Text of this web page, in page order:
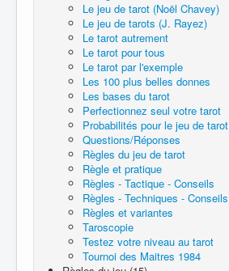
Le jeu de tarot (Noël Chavey)
Le jeu de tarots (J. Rayez)
Le tarot autrement
Le tarot pour tous
Le tarot par l'exemple
Les 100 plus belles donnes
Les bases du tarot
Perfectionnez seul votre tarot
Probabilités pour le jeu de tarot
Questions/Réponses
Règles du jeu de tarot
Règle et pratique
Règles - Tactique - Conseils
Règles - Techniques - Conseils
Règles et variantes
Taroscopie
Testez votre niveau au tarot
Tournoi des Maitres 1984